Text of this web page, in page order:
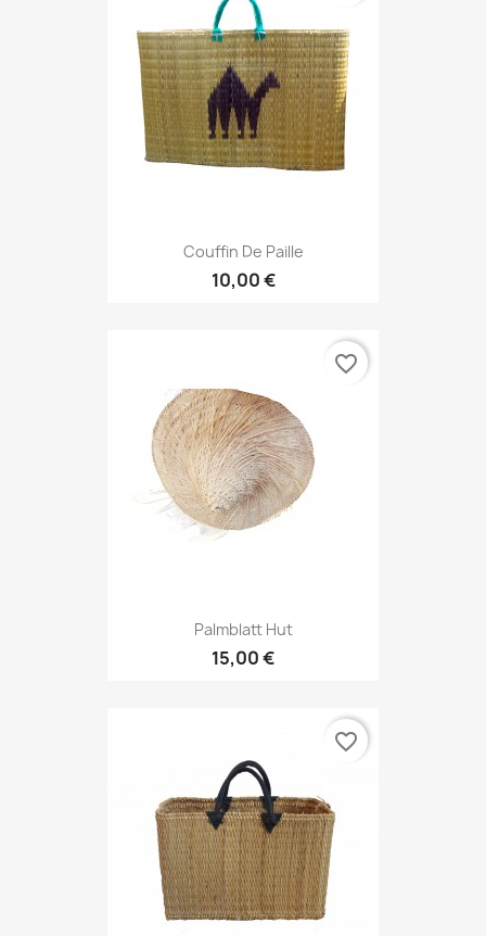
Couffin De Paille
10,00 €
Palmblatt Hut
15,00 €
favorite_border
favorite_border